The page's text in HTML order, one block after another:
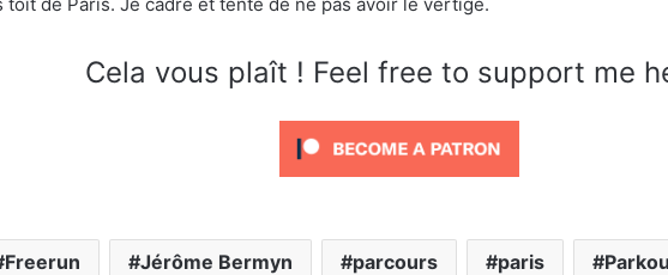
Cela vous plaît ! Feel free to support me
Freerun Jérôme Bermyn parcours paris